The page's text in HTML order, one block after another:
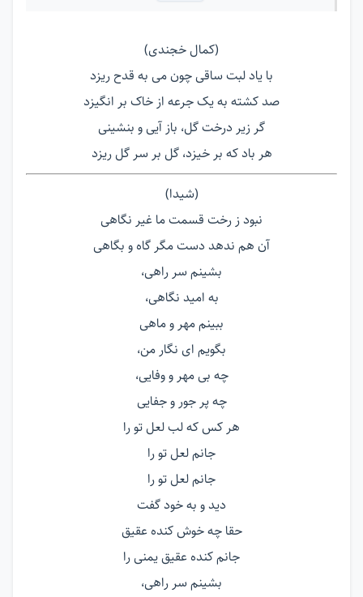
(کمال خجندی)
با یاد لبت ساقی چون می به قدح ریزد
صد کشته به یک جرعه از خاک بر انگیزد
گر زیر درخت گل، باز آیی و بنشینی
هر باد که بر خیزد، گل بر سر گل ریزد
(شیدا)
نبود ز رخت قسمت ما غیر نگاهی
آن هم ندهد دست مگر گاه و بگاهی
بشینم سر راهی،
به امید نگاهی،
ببینم مهر و ماهی
بگویم ای نگار من،
چه بی مهر و وفایی،
چه پر جور و جفایی
هر کس که لب لعل تو را
جانم لعل تو را
جانم لعل تو را
دید و به خود گفت
حقا چه خوش کنده عقیق
جانم کنده عقیق یمنی را
بشینم سر راهی،